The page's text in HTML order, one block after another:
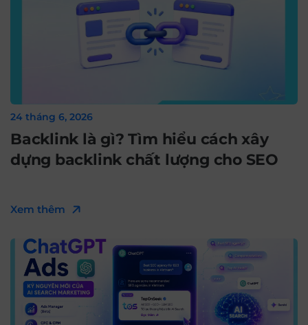
24 tháng 6, 2026
Backlink là gì? Tìm hiểu cách xây
dựng backlink chất lượng cho SEO
Xem thêm